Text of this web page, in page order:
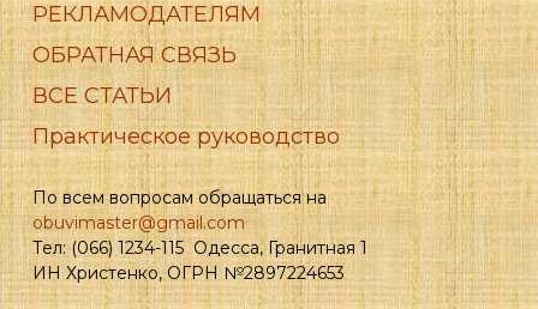
РЕКЛАМОДАТЕЛЯМ
ОБРАТНАЯ СВЯЗЬ
ВСЕ СТАТЬИ
Практическое руководство
По всем вопросам обращаться на
obuvimaster@gmail.com
Тел: (066) 1234-115 Одесса, Гранитная 1
ИН Христенко, ОГРН №2897224653